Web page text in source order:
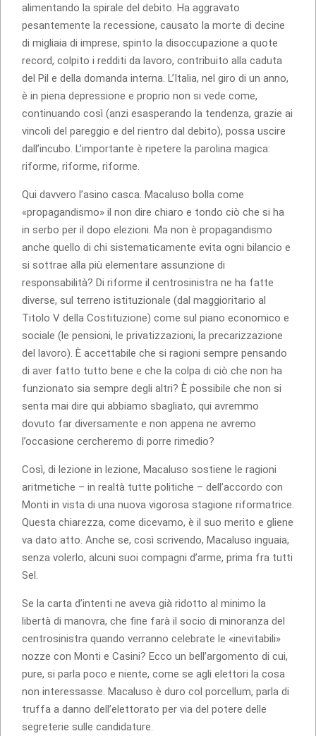
alimentando la spirale del debito. Ha aggravato
pesantemente la recessione, causato la morte di decine
di migliaia di imprese, spinto la disoccupazione a quote
record, colpito i redditi da lavoro, contribuito alla caduta
del Pil e della domanda interna. L’Italia, nel giro di un anno,
è in piena depressione e proprio non si vede come,
continuando così (anzi esasperando la tendenza, grazie ai
vincoli del pareggio e del rientro dal debito), possa uscire
dall’incubo. L’importante è ripetere la parolina magica:
riforme, riforme, riforme.
Qui davvero l’asino casca. Macaluso bolla come
«propagandismo» il non dire chiaro e tondo ciò che si ha
in serbo per il dopo elezioni. Ma non è propagandismo
anche quello di chi sistematicamente evita ogni bilancio e
si sottrae alla più elementare assunzione di
responsabilità? Di riforme il centrosinistra ne ha fatte
diverse, sul terreno istituzionale (dal maggioritario al
Titolo V della Costituzione) come sul piano economico e
sociale (le pensioni, le privatizzazioni, la precarizzazione
del lavoro). È accettabile che si ragioni sempre pensando
di aver fatto tutto bene e che la colpa di ciò che non ha
funzionato sia sempre degli altri? È possibile che non si
senta mai dire qui abbiamo sbagliato, qui avremmo
dovuto far diversamente e non appena ne avremo
l’occasione cercheremo di porre rimedio?
Così, di lezione in lezione, Macaluso sostiene le ragioni
aritmetiche – in realtà tutte politiche – dell’accordo con
Monti in vista di una nuova vigorosa stagione riformatrice.
Questa chiarezza, come dicevamo, è il suo merito e gliene
va dato atto. Anche se, così scrivendo, Macaluso inguaia,
senza volerlo, alcuni suoi compagni d’arme, prima fra tutti
Sel.
Se la carta d’intenti ne aveva già ridotto al minimo la
libertà di manovra, che fine farà il socio di minoranza del
centrosinistra quando verranno celebrate le «inevitabili»
nozze con Monti e Casini? Ecco un bell’argomento di cui,
pure, si parla poco e niente, come se agli elettori la cosa
non interessasse. Macaluso è duro col porcellum, parla di
truffa a danno dell’elettorato per via del potere delle
segreterie sulle candidature.